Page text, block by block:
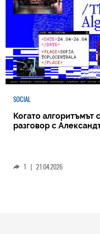
SOCIAL
Когато алгоритъмът
разговор с
1 | 21.04.2026